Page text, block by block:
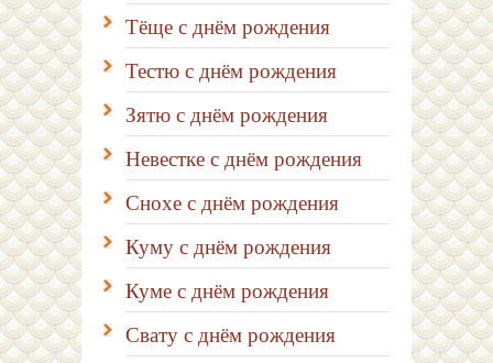
Тёще с днём рождения
Тестю с днём рождения
Зятю с днём рождения
Невестке с днём рождения
Снохе с днём рождения
Куму с днём рождения
Куме с днём рождения
Свату с днём рождения